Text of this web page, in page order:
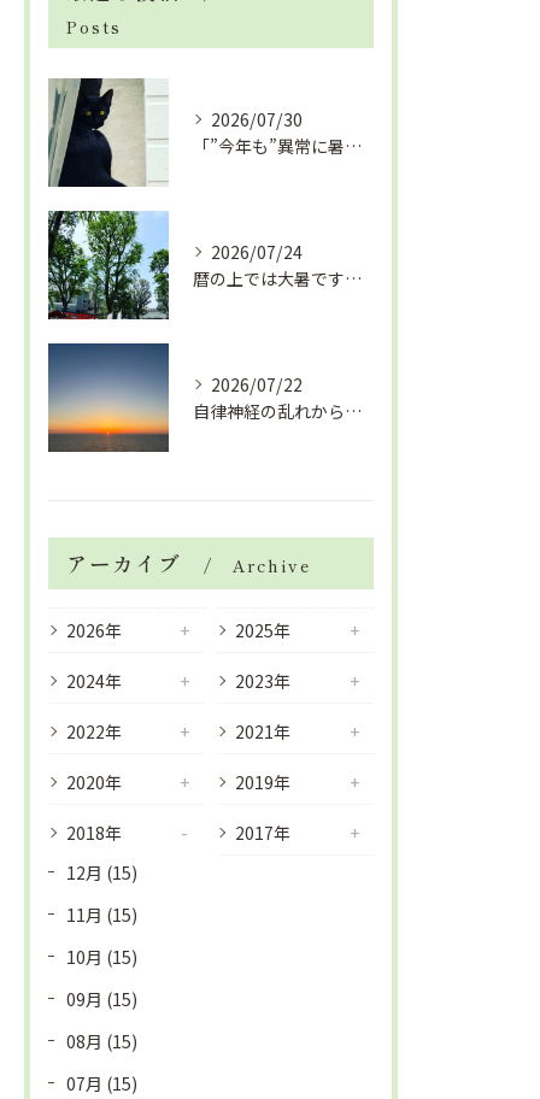
Posts
2026/07/30
「”今年も”異常に暑い夏」酷暑+冷房＝夏風邪、腰痛、ひざの痛...
2026/07/24
暦の上では大暑です！腰痛や肩こりから来る頭痛
2026/07/22
自律神経の乱れから生活習慣病、血液循環の滞り
アーカイブ Archive
2026年 2025年
2024年 2023年
2022年 2021年
2020年 2019年
2018年
12月 (15)
11月 (15)
10月 (15)
09月 (15)
08月 (15)
07月 (15)
2017年